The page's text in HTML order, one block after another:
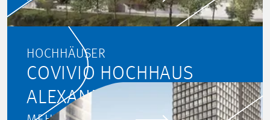
HOCHHÄUSER
COVIVIO HOCHHAUS
ALEXANDERPLATZ